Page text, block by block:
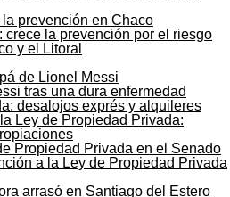
la prevención por el riesgo
y el Litoral
tras una dura enfermedad
Ley de Propiedad Privada:
a la Ley de Propiedad Privada